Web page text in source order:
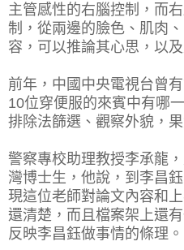
主管感性的右腦控制，而
制，從兩邊的臉色、肌肉
容，可以推論其心思，以
前年，中國中央電視台曾
10位穿便服的來賓中有哪
排除法篩選、觀察外貌，
警察專校助理教授李承龍
灣博士生，他說，到李昌
現這位老師對論文內容和
還清楚，而且檔案架上還
反映李昌鈺做事情的條理。